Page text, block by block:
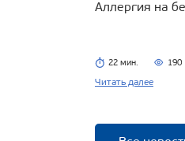
Аллергия на
22 мин. 190
Читать далее